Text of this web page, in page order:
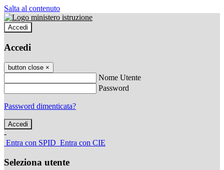
Salta al contenuto
Accedi
Accedi
button close ×
Nome Utente
Password
Password dimenticata?
-
Entra con SPID Entra con CIE
Seleziona utente